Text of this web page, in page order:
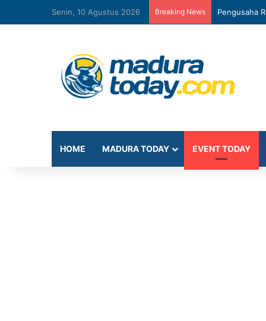
Senin, 10 Agustus 2026 Breaking News Pengusaha
HOME MADURA TODAY EVENT TODAY